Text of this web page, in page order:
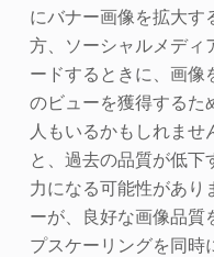
にバナー画像を拡大す
方、ソーシャルメディ
ードするときに、画像
のビューを獲得するた
人もいるかもしれませ
と、過去の品質が低下
力になる可能性があり
ーが、良好な画像品質
プスケーリングを同時